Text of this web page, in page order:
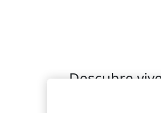
Descubre